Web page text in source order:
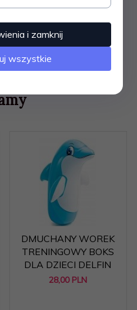
x 5cm
DMUCHANY WOREK
TRENINGOWY BOKS
DLA DZIECI DELFIN
28,00 PLN
i zamknij
wszystkie